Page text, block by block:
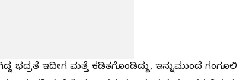
ಭದ್ರತೆ ಇದೀಗ ಮತ್ತೆ ಕಡಿತಗೊಂಡಿದ್ದು, ಇನ್ನುಮುಂದೆ ಗಂಗೂಲಿ